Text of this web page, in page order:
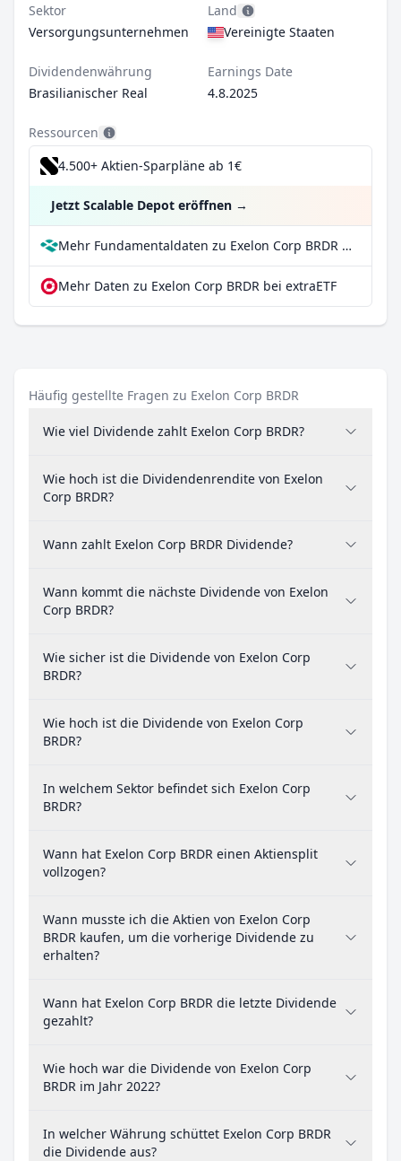
Sektor
Versorgungsunternehmen
Land
Vereinigte Staaten
Dividendenwährung
Brasilianischer Real
Earnings Date
4.8.2025
Ressourcen
4.500+ Aktien-Sparpläne ab 1€
Jetzt Scalable Depot eröffnen →
Mehr Fundamentaldaten zu Exelon Corp BRDR bei Parqet
Mehr Daten zu Exelon Corp BRDR bei extraETF
Häufig gestellte Fragen zu Exelon Corp BRDR
Wie viel Dividende zahlt Exelon Corp BRDR?
Wie hoch ist die Dividendenrendite von Exelon
Corp BRDR?
Wann zahlt Exelon Corp BRDR Dividende?
Wann kommt die nächste Dividende von Exelon
Corp BRDR?
Wie sicher ist die Dividende von Exelon Corp
BRDR?
Wie hoch ist die Dividende von Exelon Corp
BRDR?
In welchem Sektor befindet sich Exelon Corp
BRDR?
Wann hat Exelon Corp BRDR einen Aktiensplit
vollzogen?
Wann musste ich die Aktien von Exelon Corp
BRDR kaufen, um die vorherige Dividende zu
erhalten?
Wann hat Exelon Corp BRDR die letzte Dividende
gezahlt?
Wie hoch war die Dividende von Exelon Corp
BRDR im Jahr 2022?
In welcher Währung schüttet Exelon Corp BRDR
die Dividende aus?